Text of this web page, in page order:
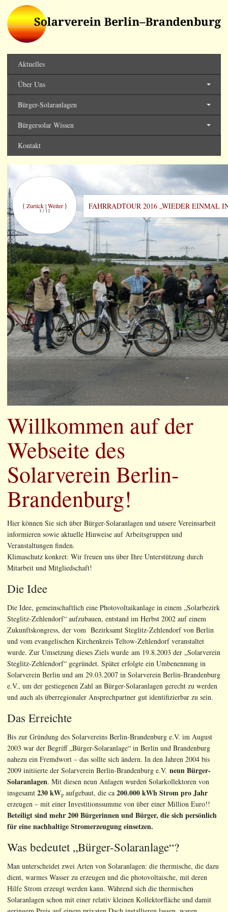
Solarverein Berlin-
Brandenburg
Aktuelles
Über Uns
Bürger-Solaranlagen
Bürgersolar Wissen
Kontakt
⟨ Zurück|Weiter ⟩
1 / 12 FAHRRADTOUR 2016 „WIEDER EINMAL
Willkommen auf der
Webseite des
Solarverein Berlin-
Brandenburg!
Hier können Sie sich über Bürger-Solaranlagen und unsere Vereinsarbeit
informieren sowie aktuelle Hinweise auf Arbeitsgruppen und
Veranstaltungen finden.
Klimaschutz konkret: Wir freuen uns über Ihre Unterstützung durch
Mitarbeit und Mitgliedschaft!
Die Idee
Die Idee, gemeinschaftlich eine Photovoltaikanlage in einem „Solarbezirk
Steglitz-Zehlendorf“ aufzubauen, entstand im Herbst 2002 auf einem
Zukunftskongress, der vom Bezirksamt Steglitz-Zehlendorf von Berlin
und vom evangelischen Kirchenkreis Teltow-Zehlendorf veranstaltet
wurde. Zur Umsetzung dieses Ziels wurde am 19.8.2003 der „Solarverein
Steglitz-Zehlendorf“ gegründet. Später erfolgte ein Umbenennung in
Solarverein Berlin und am 29.03.2007 in Solarverein Berlin-Brandenburg
e.V., um der gestiegenen Zahl an Bürger-Solaranlagen gerecht zu werden
und auch als überregionaler Ansprechpartner gut identifizierbar zu sein.
Das Erreichte
Bis zur Gründung des Solarvereins Berlin-Brandenburg e.V. im August
2003 war der Begriff „Bürger-Solaranlage“ in Berlin und Brandenburg
nahezu ein Fremdwort – das sollte sich ändern. In den Jahren 2004 bis
2009 initiierte der Solarverein Berlin-Brandenburg e.V. neun Bürger-
Solaranlagen. Mit diesen neun Anlagen wurden Solarkollektoren von
insgesamt 230 kWp aufgebaut, die ca 200.000 kWh Strom pro Jahr
erzeugen – mit einer Investitionssumme von über einer Million Euro!!
Beteiligt sind mehr 200 Bürgerinnen und Bürger, die sich persönlich
für eine nachhaltige Stromerzeugung einsetzen.
Was bedeutet „Bürger-Solaranlage“?
Man unterscheidet zwei Arten von Solaranlagen: die thermische, die dazu
dient, warmes Wasser zu erzeugen und die photovoltaische, mit deren
Hilfe Strom erzeugt werden kann. Während sich die thermischen
Solaranlagen schon mit einer relativ kleinen Kollektorfläche und damit